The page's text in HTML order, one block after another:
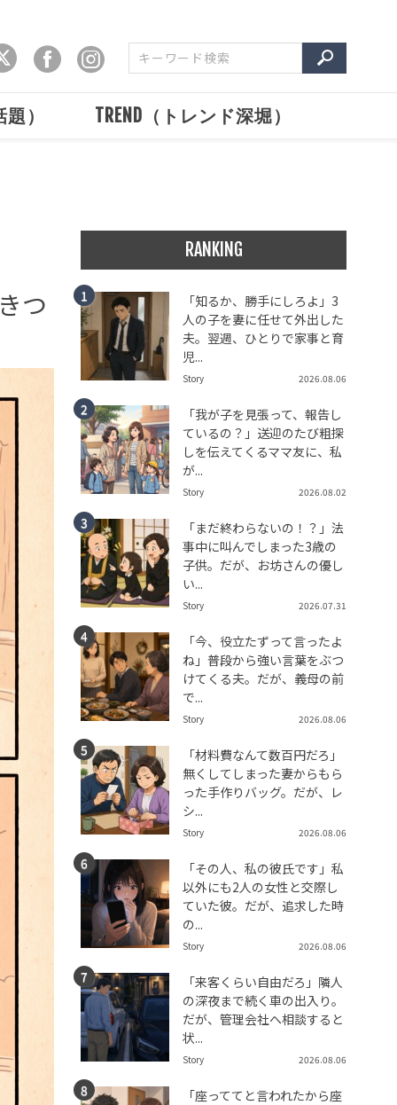
） TREND（トレンド深堀）
つ
RANKING
「知るか、勝手にしろよ」3
人の子を妻に任せて外出した
夫。翌週、ひとりで家事と育
児...
Story 2026.08.06
「我が子を見張って、報告し
ているの？」送迎のたび粗探
しを伝えてくるママ友に、私
が...
Story 2026.08.02
「まだ終わらないの！？」法
事中に叫んでしまった3歳の
子供。だが、お坊さんの優し
い...
Story 2026.07.31
「今、役立たずって言ったよ
ね」普段から強い言葉をぶつ
けてくる夫。だが、義母の前
で...
Story 2026.08.06
「材料費なんて数百円だろ」
無くしてしまった妻からもら
った手作りバッグ。だが、レ
シ...
Story 2026.08.06
「その人、私の彼氏です」私
以外にも2人の女性と交際し
ていた彼。だが、追求した時
の...
Story 2026.08.06
「来客くらい自由だろ」隣人
の深夜まで続く車の出入り。
だが、管理会社へ相談すると
状...
Story 2026.08.06
「座っててと言われたから座